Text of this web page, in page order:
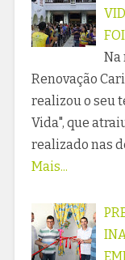
Na
Renovação
realizou o seu
Vida", que
realizado nas
Mais...